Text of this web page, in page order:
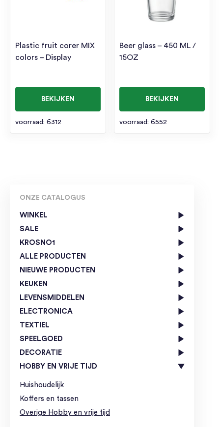
ONZE CATALOGUS
WINKEL
SALE
KROSNO1
ALLE PRODUCTEN
NIEUWE PRODUCTEN
KEUKEN
LEVENSMIDDELEN
ELECTRONICA
TEXTIEL
SPEELGOED
DECORATIE
HOBBY EN VRIJE TIJD
Huishoudelijk
Koffers en tassen
Overige Hobby en vrije tijd
Plastic fruit corer MIX
colors – Display
BEKIJKEN
voorraad: 6312
Beer glass – 450 ML /
15OZ
BEKIJKEN
voorraad: 6552